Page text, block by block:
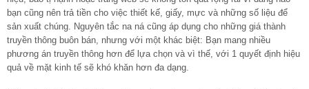
bạn cũng nên trả tiền cho việc thiết kế, giấy, mực và những số liệu để
sản xuất chúng. Nguyên tắc na ná cũng áp dụng cho những giá thành
truyền thông buôn bán, nhưng với một khác biệt: Bạn mang nhiều
phương án truyền thông hơn để lựa chọn và vì thế, với 1 quyết định hiệu
quả về mặt kinh tế sẽ khó khăn hơn đa dạng.